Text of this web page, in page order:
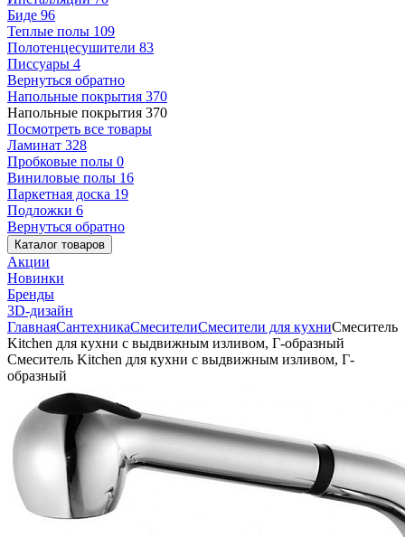
Биде 96
Теплые полы 109
Полотенцесушители 83
Писсуары 4
Вернуться обратно
Напольные покрытия 370
Напольные покрытия 370
Посмотреть все товары
Ламинат 328
Пробковые полы 0
Виниловые полы 16
Паркетная доска 19
Подложки 6
Вернуться обратно
Каталог товаров
Акции
Новинки
Бренды
3D-дизайн
ГлавнаяСантехникаСмесителиСмесители для кухниСмеситель
Kitchen для кухни с выдвижным изливом, Г-образный
Смеситель Kitchen для кухни с выдвижным изливом, Г-
образный